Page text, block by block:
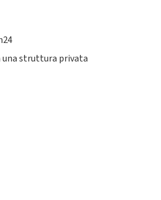
una struttura privata